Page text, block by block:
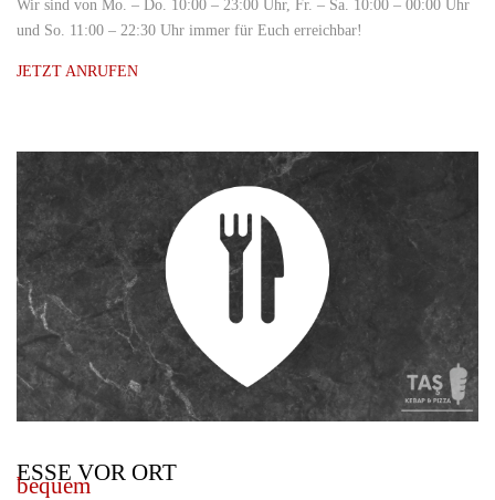
Wir sind von Mo. – Do. 10:00 – 23:00 Uhr, Fr. – Sa. 10:00 – 00:00 Uhr
und So. 11:00 – 22:30 Uhr immer für Euch erreichbar!
JETZT ANRUFEN
ESSE VOR ORT
bequem